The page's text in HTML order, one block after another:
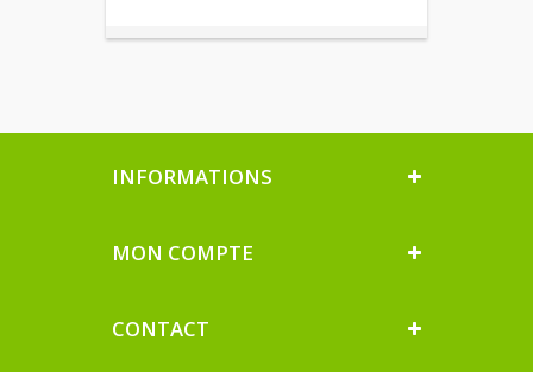
INFORMATIONS
MON COMPTE
CONTACT